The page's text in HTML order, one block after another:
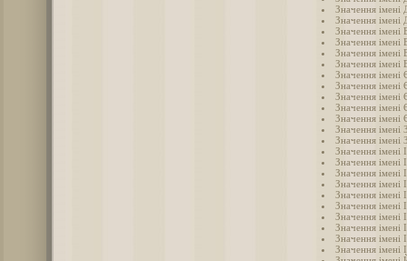
Значення імені
Значення імені
Значення імені
Значення імені
Значення імені
Значення імені
Значення імені
Значення імені
Значення імені
Значення імені
Значення імені
Значення імені
Значення імені
Значення імені
Значення імені
Значення імені
Значення імені
Значення імені
Значення імені
Значення імені
Значення імені
Значення імені
Значення імені